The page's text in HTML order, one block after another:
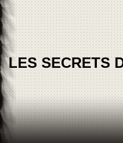
LES SECRETS